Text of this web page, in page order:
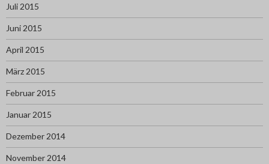
Juli 2015
Juni 2015
April 2015
März 2015
Februar 2015
Januar 2015
Dezember 2014
November 2014